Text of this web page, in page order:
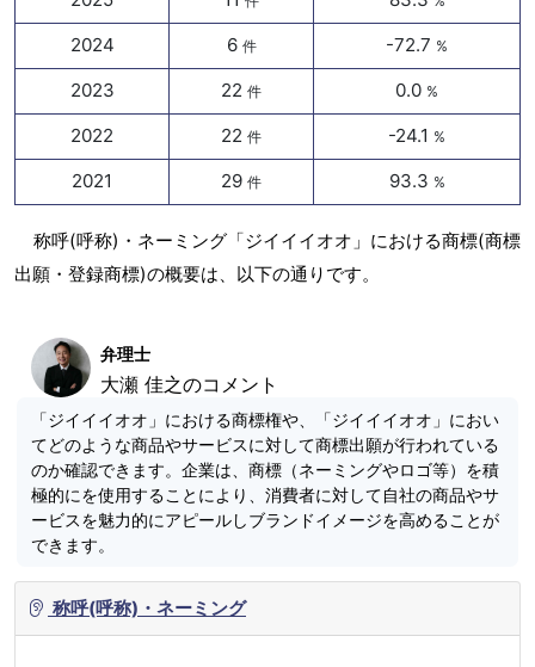
2024 6 件 -72.7 %
2023 22 件 0.0 %
2022 22 件 -24.1 %
2021 29 件 93.3 %
称呼(呼称)・ネーミング「ジイイイオオ」における商標(商標
出願・登録商標)の概要は、以下の通りです。
弁理士
大瀬 佳之のコメント
「ジイイイオオ」における商標権や、「ジイイイオオ」におい
てどのような商品やサービスに対して商標出願が行われている
のか確認できます。企業は、商標（ネーミングやロゴ等）を積
極的にを使用することにより、消費者に対して自社の商品やサ
ービスを魅力的にアピールしブランドイメージを高めることが
できます。
称呼(呼称)・ネーミング